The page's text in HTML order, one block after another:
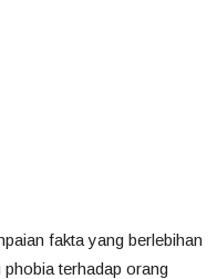
fakta yang berlebihan
phobia terhadap orang